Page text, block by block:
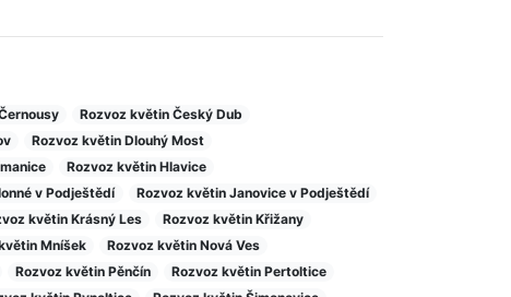
Rozvoz květin Český Dub
Rozvoz květin Dlouhý Most
Rozvoz květin Hlavice
v Podještědí
Rozvoz květin Janovice v Podještědí
květin Krásný Les
Rozvoz květin Křižany
Mníšek
Rozvoz květin Nová Ves
Rozvoz květin Pěnčín
Rozvoz květin Pertoltice